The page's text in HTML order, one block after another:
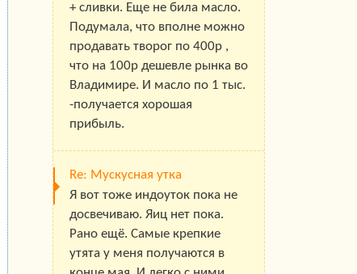
+ сливки. Еще не била масло.
Подумала, что вполне можно
продавать творог по 400р ,
что на 100р дешевле рынка во
Владимире. И масло по 1 тыс.
-получается хорошая
прибыль.
Re: Мускусная утка
Я вот тоже индоуток пока не
досвечиваю. Яиц нет пока.
Рано ещё. Самые крепкие
утята у меня получаются в